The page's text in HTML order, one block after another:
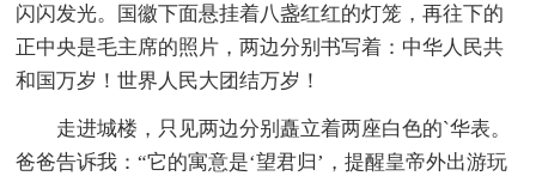
闪闪发光。国徽下面悬挂着八盏红红的灯笼，再往下的
正中央是毛主席的照片，两边分别书写着：中华人民共
和国万岁！世界人民大团结万岁！
走进城楼，只见两边分别矗立着两座白色的`华表。
爸爸告诉我：“它的寓意是‘望君归’，提醒皇帝外出游玩